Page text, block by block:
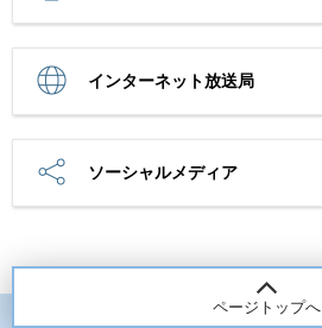
インターネット放送局
ソーシャルメディア
ページトップへ